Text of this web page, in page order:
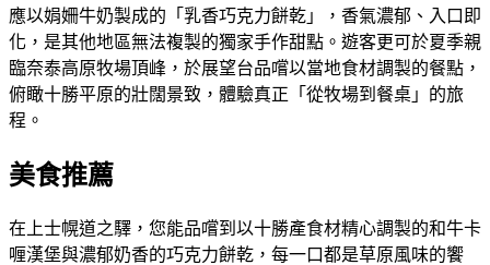
應以娟姍牛奶製成的「乳香巧克力餅乾」，香氣濃郁、入口即
化，是其他地區無法複製的獨家手作甜點。遊客更可於夏季親
臨奈泰高原牧場頂峰，於展望台品嚐以當地食材調製的餐點，
俯瞰十勝平原的壯闊景致，體驗真正「從牧場到餐桌」的旅
程。
美食推薦
在上士幌道之驛，您能品嚐到以十勝產食材精心調製的和牛卡
喱漢堡與濃郁奶香的巧克力餅乾，每一口都是草原風味的饗